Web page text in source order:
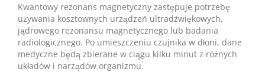
Kwantowy rezonans magnetyczny zastępuje potrzebę
używania kosztownych urządzeń ultradźwiękowych,
jądrowego rezonansu magnetycznego lub badania
radiologicznego. Po umieszczeniu czujnika w dłoni, dane
medyczne będą zbierane w ciągu kilku minut z różnych
układów i narządów organizmu.